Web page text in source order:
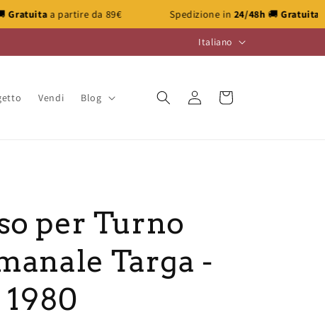
Spedizione in 🚚Gratuitaa partire da 89€
L
i
g
Italiano
Vendi Blog Accedi Carrello
per Turno
Targa -